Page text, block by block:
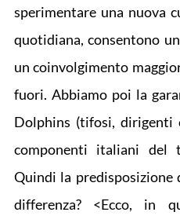
sperimentare una nuova
quotidiana, consentono
un coinvolgimento
fuori. Abbiamo poi la
Dolphins (tifosi, dirigenti
componenti italiani del
Quindi la predisposizione
differenza? <Ecco, in